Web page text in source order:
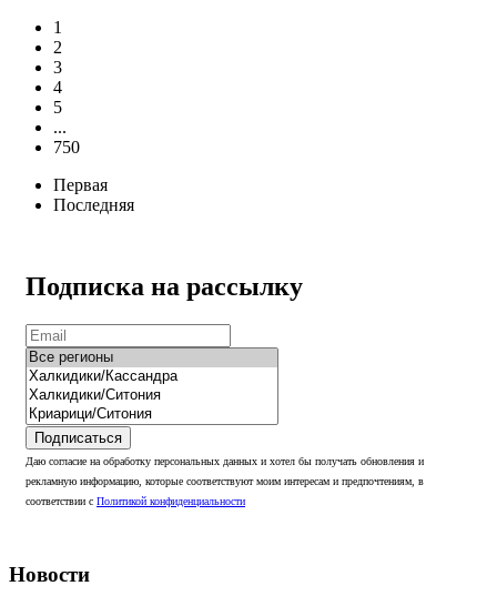
1
2
3
4
5
...
750
Первая
Последняя
Подписка на рассылку
Подписаться
Даю согласие на обработку персональных данных и хотел бы получать обновления и
рекламную информацию, которые соответствуют моим интересам и предпочтениям, в
соответствии с Политикой конфиденциальности
Новости